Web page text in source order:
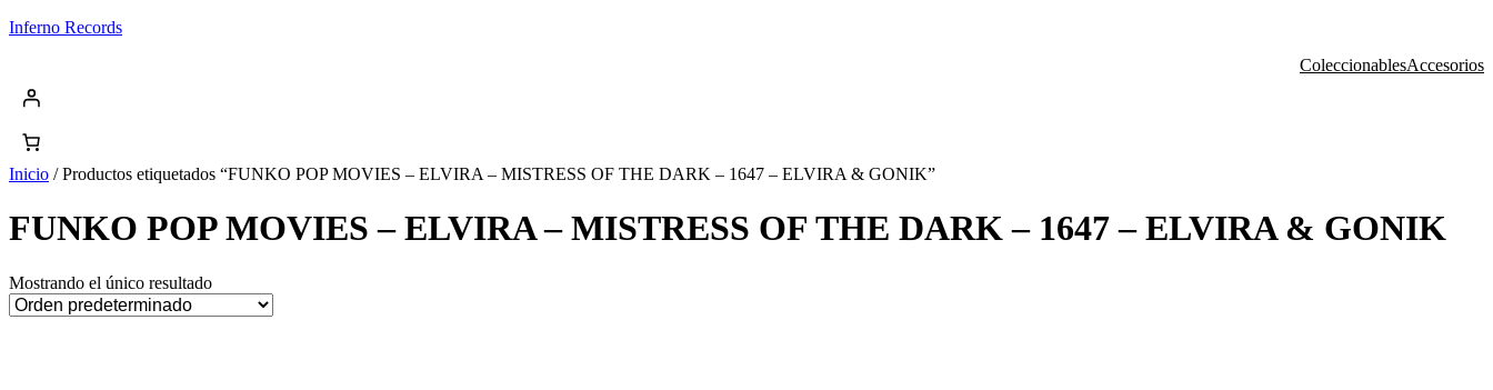
Saltar
Inferno Records
ColeccionablesAccesorios
Inicio / Productos etiquetados “FUNKO POP MOVIES – ELVIRA – MISTRESS OF THE DARK – 1647 – ELVIRA & GONIK”
FUNKO POP MOVIES – ELVIRA – MISTRESS OF THE DARK – 1647 – ELVIRA & GONIK
Mostrando el único resultado